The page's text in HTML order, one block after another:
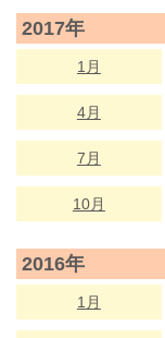
2017年
1月
4月
7月
10月
2016年
1月